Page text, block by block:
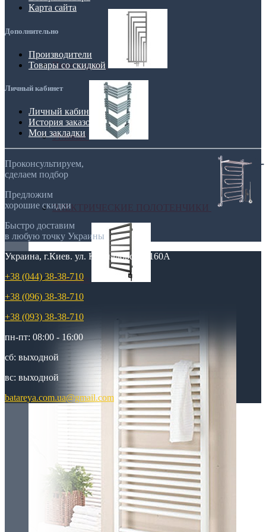
Перегородки
Угловые
ЭЛЕКТРИЧЕСКИЕ ПОЛОТЕНЧИКИ
Элитные
Карта сайта
Дополнительно
Производители
Товары со скидкой
Личный кабинет
Личный кабинет
История заказов
Мои закладки
Проконсультируем,
сделаем подбор
Предложим
хорошие скидки
Быстро доставим
в любую точку Украины
Украина, г.Киев. ул. Кирилловская,160А
+38 (044) 38-38-710
+38 (096) 38-38-710
+38 (093) 38-38-710
пн-пт: 08:00 - 16:00
сб: выходной
вс: выходной
batareya.com.ua@gmail.com